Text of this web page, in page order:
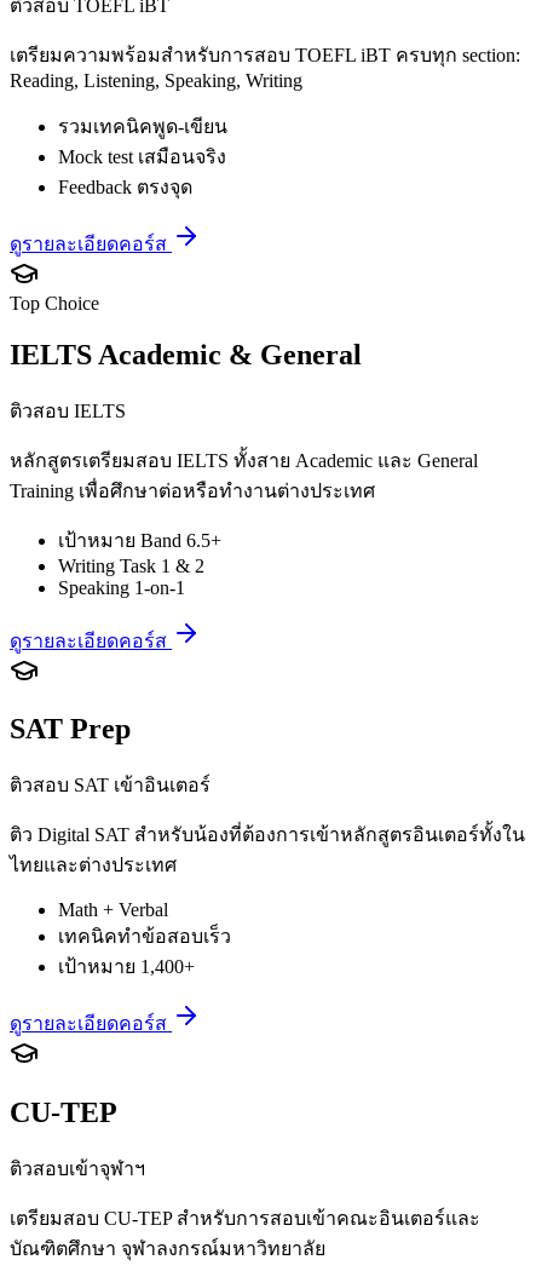
ติวสอบ TOEFL iBT
เตรียมความพร้อมสำหรับการสอบ TOEFL iBT ครบทุก section:
Reading, Listening, Speaking, Writing
รวมเทคนิคพูด-เขียน
Mock test เสมือนจริง
Feedback ตรงจุด
ดูรายละเอียดคอร์ส
Top Choice
IELTS Academic & General
ติวสอบ IELTS
หลักสูตรเตรียมสอบ IELTS ทั้งสาย Academic และ General
Training เพื่อศึกษาต่อหรือทำงานต่างประเทศ
เป้าหมาย Band 6.5+
Writing Task 1 & 2
Speaking 1-on-1
ดูรายละเอียดคอร์ส
SAT Prep
ติวสอบ SAT เข้าอินเตอร์
ติว Digital SAT สำหรับน้องที่ต้องการเข้าหลักสูตรอินเตอร์ทั้งใน
ไทยและต่างประเทศ
Math + Verbal
เทคนิคทำข้อสอบเร็ว
เป้าหมาย 1,400+
ดูรายละเอียดคอร์ส
CU-TEP
ติวสอบเข้าจุฬาฯ
เตรียมสอบ CU-TEP สำหรับการสอบเข้าคณะอินเตอร์และ
บัณฑิตศึกษา จุฬาลงกรณ์มหาวิทยาลัย